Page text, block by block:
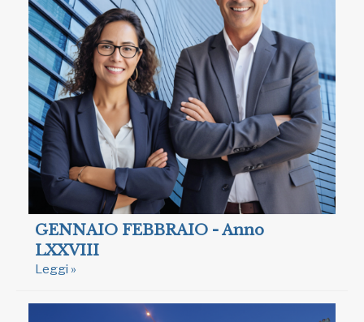
GENNAIO FEBBRAIO - Anno
LXXVIII
Leggi »